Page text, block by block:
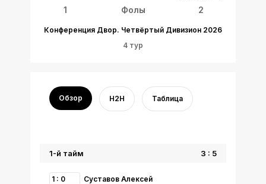
Конференция Двор. Четвёртый Дивизион 2026
4 тур
Фолы
1 2
Обзор H2H Таблица
1 : 0 Суставов Алексей
1-й тайм 3 : 5